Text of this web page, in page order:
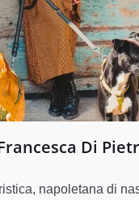
Di
napoletana di